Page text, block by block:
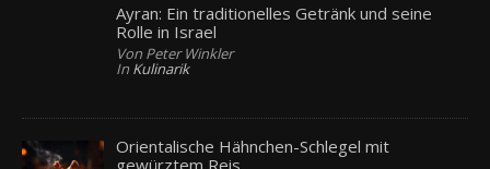
Ayran: Ein traditionelles Getränk und seine
Rolle in Israel
Von Peter Winkler
In Kulinarik
Orientalische Hähnchen-Schlegel mit